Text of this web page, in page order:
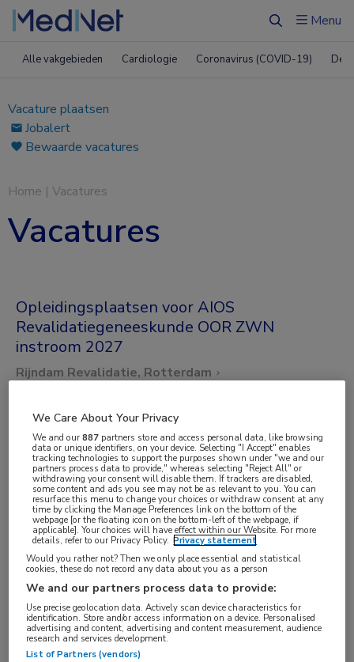
ZoekenMenu
Alle vakgebieden Cardiologie Coronavirus (COVID-19)
Vacature plaatsen
Jobalert
Bewaarde vacatures
Home | Vacatures
Vacatures
Opleidingsplaatsen voor AIOS
Revalidatiegeneeskunde OOR ZWN
instroom 2027
Rijndam Revalidatie, Rotterdam
VAKGEBIED
Artsen
FUNCTIE
Arts in opleiding tot specialist (AIOS)
BRANCHE
Ziekenhuis
AANSTELLING
Tijdelijk dienstverband
PLAATSINGSDATUM
5 mei 2026
NIVEAU
We Care About Your Privacy
We and our887 partners store and access personal data, like browsing
data or unique identifiers, on your device. Selecting "I Accept" enables
tracking technologies to support the purposes shown under "we and our
partners process data to provide," whereas selecting "Reject All" or
withdrawing your consent will disable them. If trackers are disabled,
some content and ads you see may not be as relevant to you. You can
resurface this menu to change your choices or withdraw consent at any
time by clicking the Manage Preferences link on the bottom of the
webpage [or the floating icon on the bottom-left of the webpage, if
applicable]. Your choices will have effect within our Website. For more
details, refer to our Privacy Policy. Privacy statement
Would you rather not? Then we only place essential and statistical
cookies, these do not record any data about you as a person
We and our partners process data to provide:
Use precise geolocation data. Actively scan device characteristics for
identification. Store and/or access information on a device. Personalised
advertising and content, advertising and content measurement, audience
research and services development.
List of Partners (vendors)